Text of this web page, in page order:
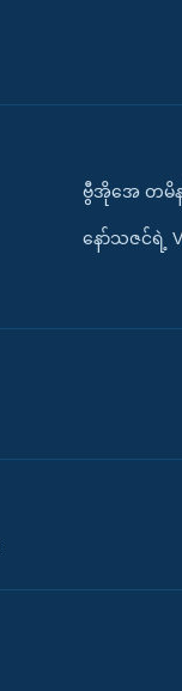
ဗွီအိုအေ တမိ
နော်သဇင်ရဲ့